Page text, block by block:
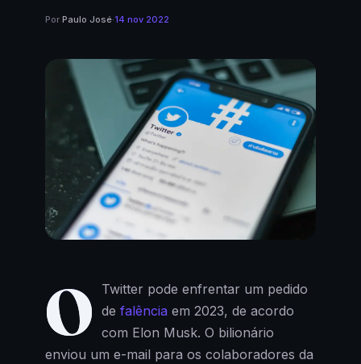
Por Paulo José·14 nov 2022
O
Twitter pode enfrentar um pedido
de falênciaem 2023, de acordo
com Elon Musk. O bilionário
enviou um e-mail para os colaboradores da